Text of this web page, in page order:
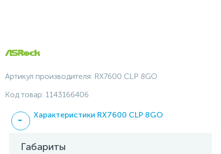
Артикул производителя: RX7600 CLP 8GO
Код товар: 1143166406
Характеристики RX7600 CLP 8GO
Габариты